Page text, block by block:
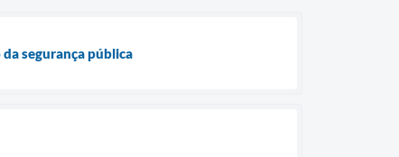
segurança pública